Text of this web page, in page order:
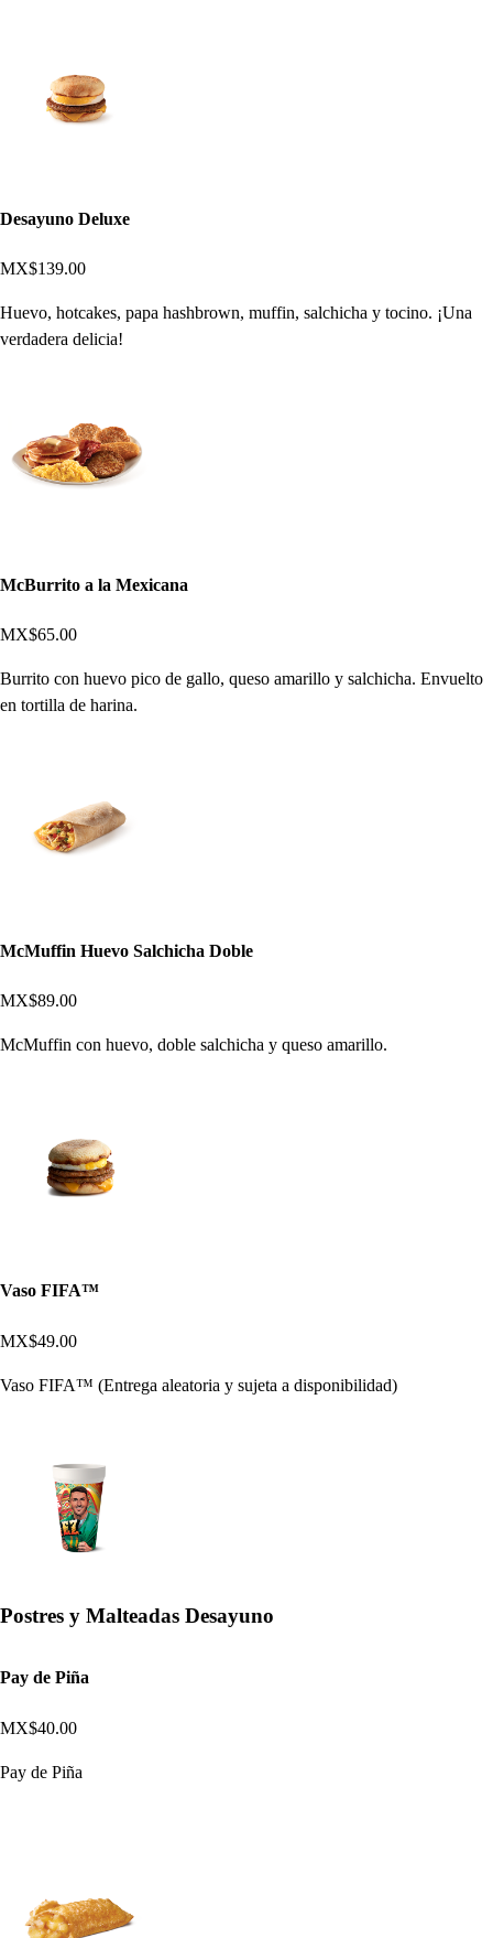
Desayuno Deluxe
MX$139.00
Huevo, hotcakes, papa hashbrown, muffin, salchicha y tocino. ¡Una
verdadera delicia!
McBurrito a la Mexicana
MX$65.00
Burrito con huevo pico de gallo, queso amarillo y salchicha. Envuelto
en tortilla de harina.
McMuffin Huevo Salchicha Doble
MX$89.00
McMuffin con huevo, doble salchicha y queso amarillo.
Vaso FIFA™
MX$49.00
Vaso FIFA™ (Entrega aleatoria y sujeta a disponibilidad)
Postres y Malteadas Desayuno
Pay de Piña
MX$40.00
Pay de Piña